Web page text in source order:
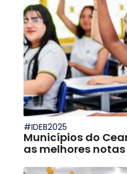
#IDEB2025
Municípios do
as melhores